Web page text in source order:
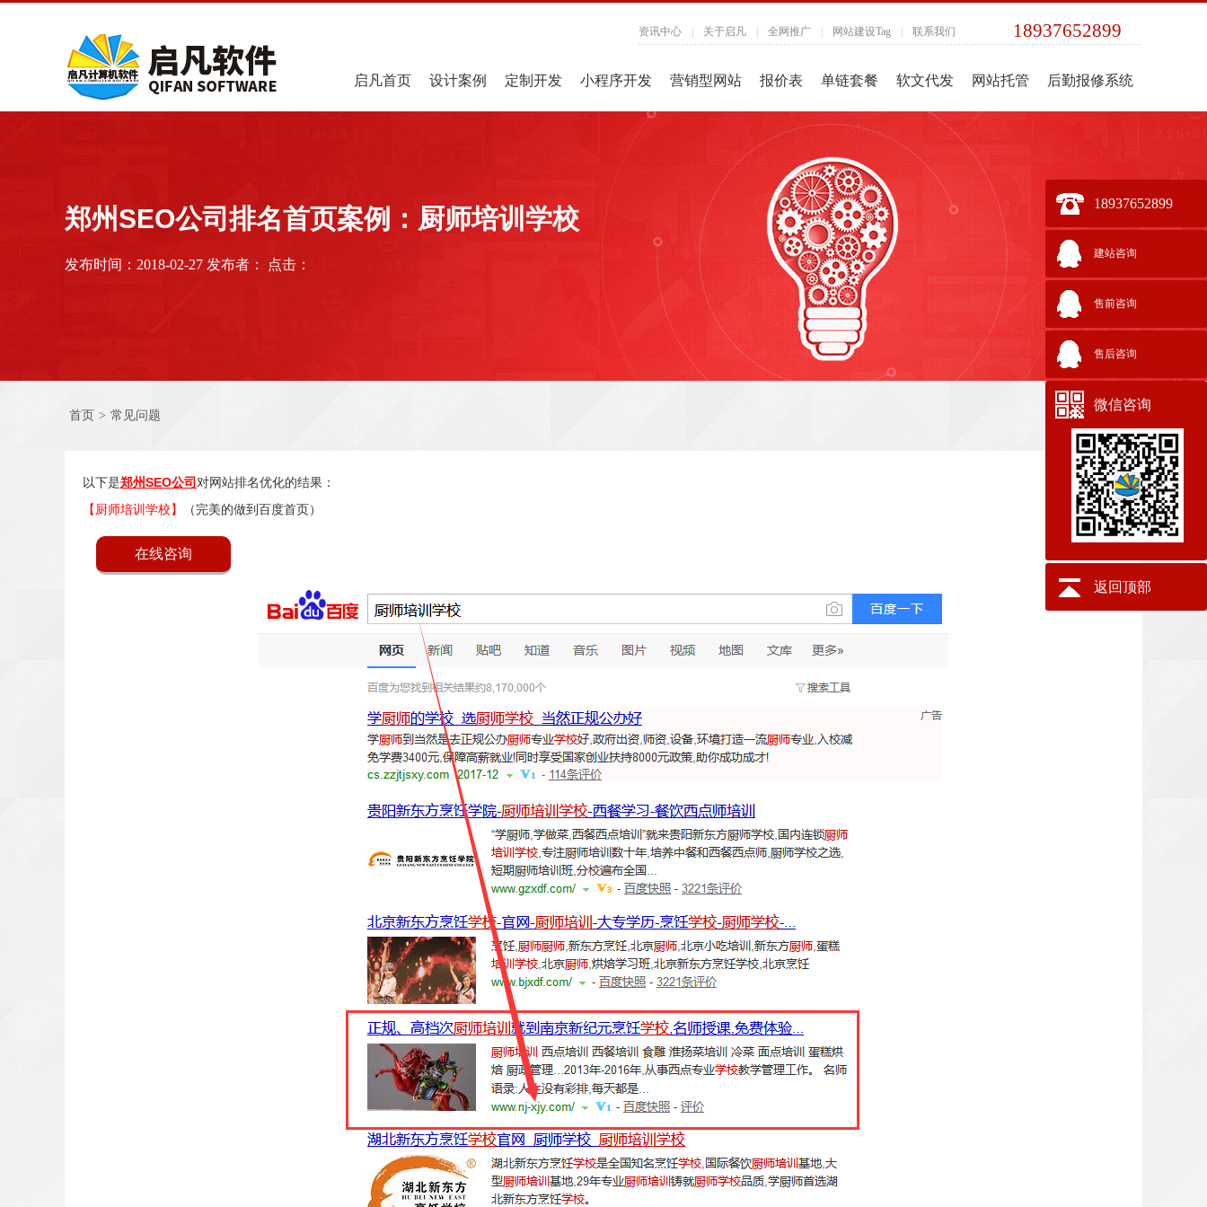
资讯中心 关于启凡 全网推广 网站建设Tag 联系我们 18937652899
启凡首页 设计案例 定制开发 小程序开发 营销型网站 报价表 单链套餐 软文代发 网站托管 后勤报修系统
郑州SEO公司排名首页案例：厨师培训学校
发布时间：2018-02-27 发布者： 点击：
首页 > 常见问题
以下是郑州SEO公司 对网站排名优化的结果：
【厨师培训学校】
（完美的做到百度首页）
在线咨询
18937652899
建站咨询
售前咨询
售后咨询
微信咨询
返回顶部